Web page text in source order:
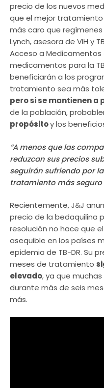
precio de los nuevos
que el mejor
más caro que regímenes
Lynch, asesora de VIH y
Acceso a Medicamentos
medicamentos para la TB
beneficiarán a los
tratamiento sea más
pero si se mantienen
de la población,
propósitoy los
“A menos que las
reduzcan sus precios
seguirán sufriendo por
tratamiento más seguro
Recientemente, J&J
precio de la bedaquilina
resolución no hace que
asequible en los países
epidemia de TB-DR. Su
meses de tratamiento
elevado, ya que
durante más de seis
más.